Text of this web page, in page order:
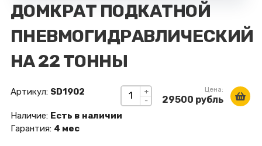
ДОМКРАТ ПОДКАТНОЙ
ПНЕВМОГИДРАВЛИЧЕСКИЙ
НА 22 ТОННЫ
+
-
Цена:
29500 рубль
Артикул: SD1902
Наличие: Есть в наличии
Гарантия: 4 мес